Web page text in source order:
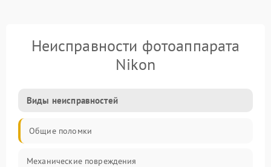
Неисправности фотоаппарата
Nikon
Виды неисправностей
Общие поломки
Механические повреждения